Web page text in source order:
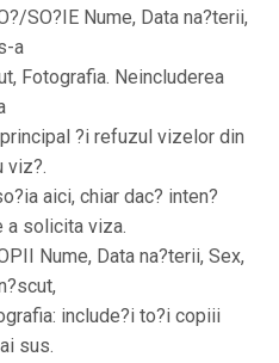
SO?IE Nume, Data na?terii,
a
Fotografia. Neincluderea
?i refuzul vizelor din
viz?.
aici, chiar dac? inten?
a solicita viza.
Nume, Data na?terii, Sex,
include?i to?i copiii
sus.